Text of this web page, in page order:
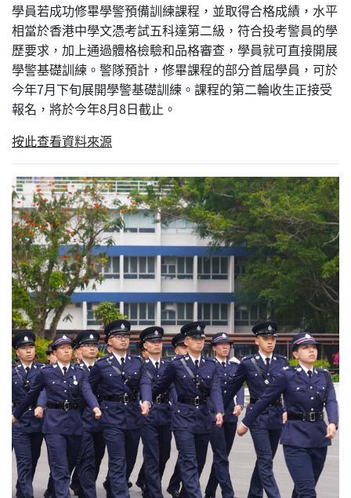
學員若成功修畢學警預備訓練課程，並取得合格成績，水平
相當於香港中學文憑考試五科達第二級，符合投考警員的學
歷要求，加上通過體格檢驗和品格審查，學員就可直接開展
學警基礎訓練。警隊預計，修畢課程的部分首屆學員，可於
今年7月下旬展開學警基礎訓練。課程的第二輪收生正接受
報名，將於今年8月8日截止。
按此查看資料來源